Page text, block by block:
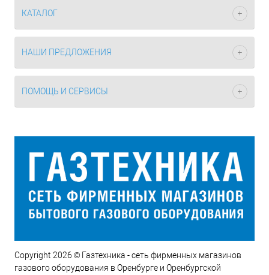
КАТАЛОГ
НАШИ ПРЕДЛОЖЕНИЯ
ПОМОЩЬ И СЕРВИСЫ
Copyright 2026 © Газтехника - сеть фирменных магазинов
газового оборудования в Оренбурге и Оренбургской